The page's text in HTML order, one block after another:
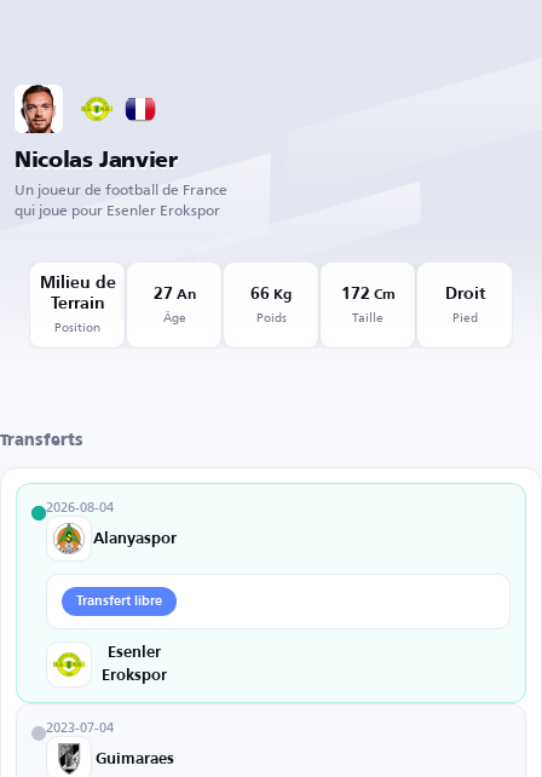
Nicolas Janvier
Un joueur de football de France
qui joue pour Esenler Erokspor
Milieu de
Terrain
Position
27 An
Âge
66 Kg
Poids
172 Cm
Taille
Droit
Pied
Transferts
2026-08-04
Alanyaspor
Transfert libre
Esenler
Erokspor
2023-07-04
Guimaraes